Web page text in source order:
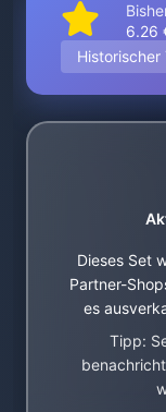
6.26
Dieses Set
Partner-
es
Tipp: